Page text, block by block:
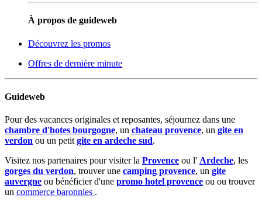
À propos de guideweb
Découvrez les promos
Offres de dernière minute
Guideweb
Pour des vacances originales et reposantes, séjournez dans une
chambre d'hotes bourgogne, un chateau provence, un gite en
verdon ou un petit gite en ardeche sud.
Visitez nos partenaires pour visiter la Provence ou l' Ardeche, les
gorges du verdon, trouver une camping provence, un gite
auvergne ou bénéficier d'une promo hotel provence ou ou trouver
un commerce baronnies .